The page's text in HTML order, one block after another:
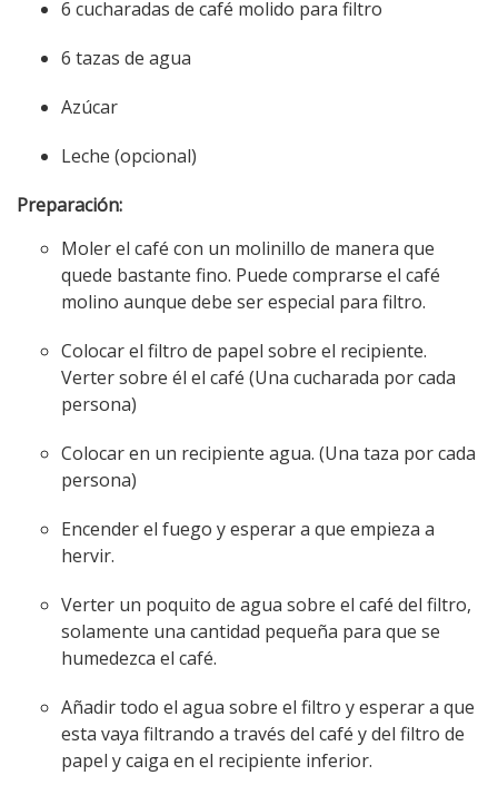
6 cucharadas de café molido para filtro
6 tazas de agua
Azúcar
Leche (opcional)
Preparación:
Moler el café con un molinillo de manera que
quede bastante fino. Puede comprarse el café
molino aunque debe ser especial para filtro.
Colocar el filtro de papel sobre el recipiente.
Verter sobre él el café (Una cucharada por cada
persona)
Colocar en un recipiente agua. (Una taza por cada
persona)
Encender el fuego y esperar a que empieza a
hervir.
Verter un poquito de agua sobre el café del filtro,
solamente una cantidad pequeña para que se
humedezca el café.
Añadir todo el agua sobre el filtro y esperar a que
esta vaya filtrando a través del café y del filtro de
papel y caiga en el recipiente inferior.